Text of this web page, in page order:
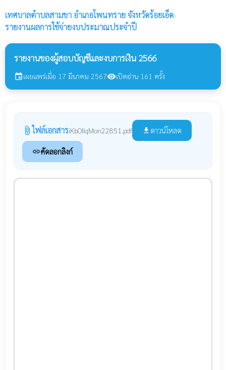
เทศบาลตำบลสามขา อำเภอโพนทราย จังหวัดร้อยเอ็ด›
รายงานผลการใช้จ่ายงบประมาณประจำปี
รายงานของผู้สอบบัญชีและงบการเงิน 2566
eventเผยแพร่เมื่อ 17 มีนาคม 2567visibilityเปิดอ่าน 161 ครั้ง
attach_file ไฟล์เอกสารiKbOIIqMon22851.pdf file_download ดาวน์โหลด
linkคัดลอกลิงก์